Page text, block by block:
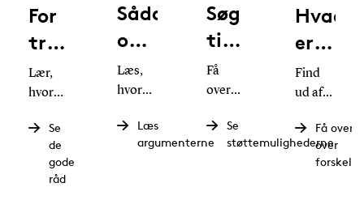
For
travlt
til
efteruddannelse?
Lær,
hvordan
finder
tid til
kompetenceudvikling
Se
de
gode
råd
Sådan
overtaler
du
din
chef
Læs,
hvordan
få din
chef til
Læs
argumenterne
Søg
tilskud
til
efteruddannelse
Få
overblik
mulighederne
for
Se
støttemulighederne
Hvad
er
på
diplom
og
Find
ud af,
skal
vælge
Få
over